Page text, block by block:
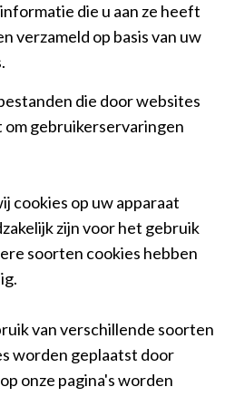
die u aan ze heeft
verzameld op basis van uw
die door websites
gebruikerservaringen
cookies op uw apparaat
zijn voor het gebruik
soorten cookies hebben
van verschillende soorten
worden geplaatst door
onze pagina's worden